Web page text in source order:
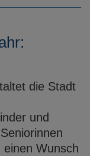
die Stadt
und
Wunsch